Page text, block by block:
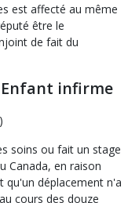
est affecté au même
être le
de fait du
Enfant infirme
)
soins ou fait un stage
Canada, en raison
qu'un déplacement n'a
cours des douze